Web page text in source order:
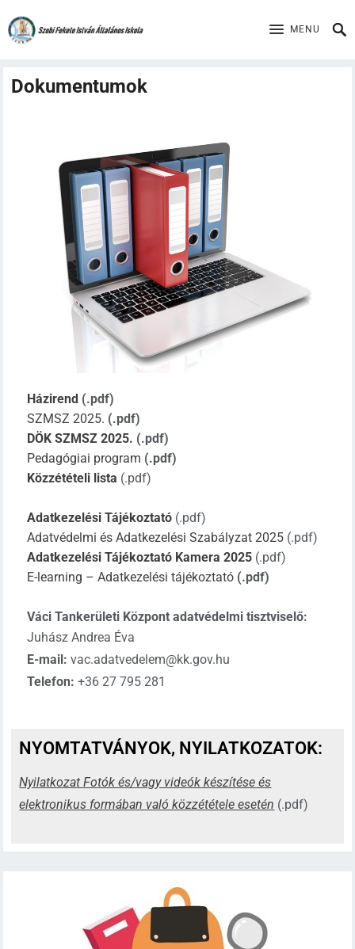
MENU
Dokumentumok
Házirend (.pdf)
SZMSZ 2025. (.pdf)
DÖK SZMSZ 2025. (.pdf)
Pedagógiai program (.pdf)
Közzétételi lista (.pdf)
Adatkezelési Tájékoztató (.pdf)
Adatvédelmi és Adatkezelési Szabályzat 2025 (.pdf)
Adatkezelési Tájékoztató Kamera 2025 (.pdf)
E-learning – Adatkezelési tájékoztató (.pdf)
Váci Tankerületi Központ adatvédelmi tisztviselő:
Juhász Andrea Éva
E-mail: vac.adatvedelem@kk.gov.hu
Telefon: +36 27 795 281
NYOMTATVÁNYOK, NYILATKOZATOK:
Nyilatkozat Fotók és/vagy videók készítése és
elektronikus formában való közzététele esetén (.pdf)